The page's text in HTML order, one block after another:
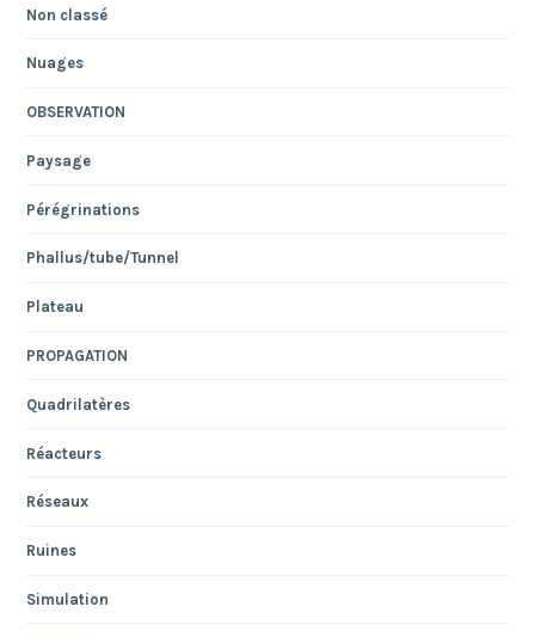
Non classé
Nuages
OBSERVATION
Paysage
Pérégrinations
Phallus/tube/Tunnel
Plateau
PROPAGATION
Quadrilatères
Réacteurs
Réseaux
Ruines
Simulation